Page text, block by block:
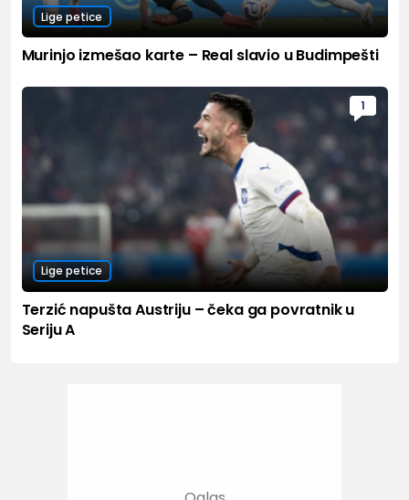
Lige petice
Murinjo izmešao karte – Real slavio u Budimpešti
1
Lige petice
Terzić napušta Austriju – čeka ga povratnik u
Seriju A